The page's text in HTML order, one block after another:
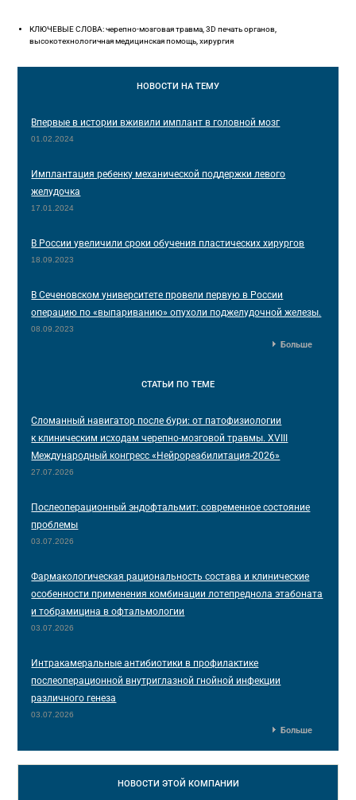
КЛЮЧЕВЫЕ СЛОВА: черепно-мозговая травма, 3D печать органов,
высокотехнологичная медицинская помощь, хирургия
НОВОСТИ НА ТЕМУ
Впервые в истории вживили имплант в головной мозг
01.02.2024
Имплантация ребенку механической поддержки левого
желудочка
17.01.2024
В России увеличили сроки обучения пластических хирургов
18.09.2023
В Сеченовском университете провели первую в России
операцию по «выпариванию» опухоли поджелудочной железы.
08.09.2023
Больше
СТАТЬИ ПО ТЕМЕ
Сломанный навигатор после бури: от патофизиологии
к клиническим исходам черепно-мозговой травмы. XVIII
Международный конгресс «Нейрореабилитация-2026»
27.07.2026
Послеоперационный эндофтальмит: современное состояние
проблемы
03.07.2026
Фармакологическая рациональность состава и клинические
особенности применения комбинации лотепреднола этабоната
и тобрамицина в офтальмологии
03.07.2026
Интракамеральные антибиотики в профилактике
послеоперационной внутриглазной гнойной инфекции
различного генеза
03.07.2026
Больше
НОВОСТИ ЭТОЙ КОМПАНИИ